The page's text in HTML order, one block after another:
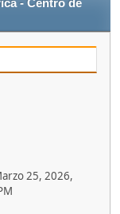
- Centro de
25, 2026,